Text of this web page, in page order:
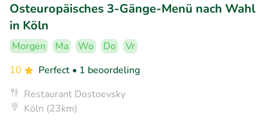
Osteuropäisches 3-Gänge-Menü nach Wahl
in Köln
Morgen Ma Wo Do
Vr
10
Perfect • 1 beoordeling
Restaurant Dostoevsky
Köln (23km)